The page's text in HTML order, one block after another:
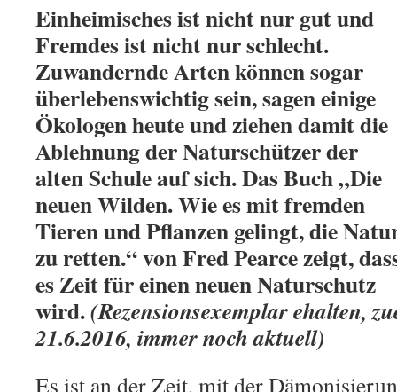
Einheimisches ist nicht nur gut und
Fremdes ist nicht nur schlecht.
Zuwandernde Arten können sogar
überlebenswichtig sein, sagen einige
Ökologen heute und ziehen damit die
Ablehnung der Naturschützer der
alten Schule auf sich. Das Buch „Die
neuen Wilden. Wie es mit fremden
Tieren und Pflanzen gelingt, die
zu retten.“ von Fred Pearce zeigt,
es Zeit für einen neuen Naturschutz
wird.(Rezensionsexemplar ehalten,
21.6.2016, immer noch aktuell)
Es ist an der Zeit, mit der